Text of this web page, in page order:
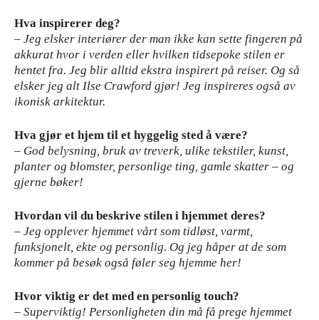
Hva inspirerer deg?
– Jeg elsker interiører der man ikke kan sette fingeren på
akkurat hvor i verden eller hvilken tidsepoke stilen er
hentet fra. Jeg blir alltid ekstra inspirert på reiser. Og så
elsker jeg alt Ilse Crawford gjør! Jeg inspireres også av
ikonisk arkitektur.
Hva gjør et hjem til et hyggelig sted å være?
– God belysning, bruk av treverk, ulike tekstiler, kunst,
planter og blomster, personlige ting, gamle skatter – og
gjerne bøker!
Hvordan vil du beskrive stilen i hjemmet deres?
– Jeg opplever hjemmet vårt som tidløst, varmt,
funksjonelt, ekte og personlig. Og jeg håper at de som
kommer på besøk også føler seg hjemme her!
Hvor viktig er det med en personlig touch?
– Superviktig! Personligheten din må få prege hjemmet